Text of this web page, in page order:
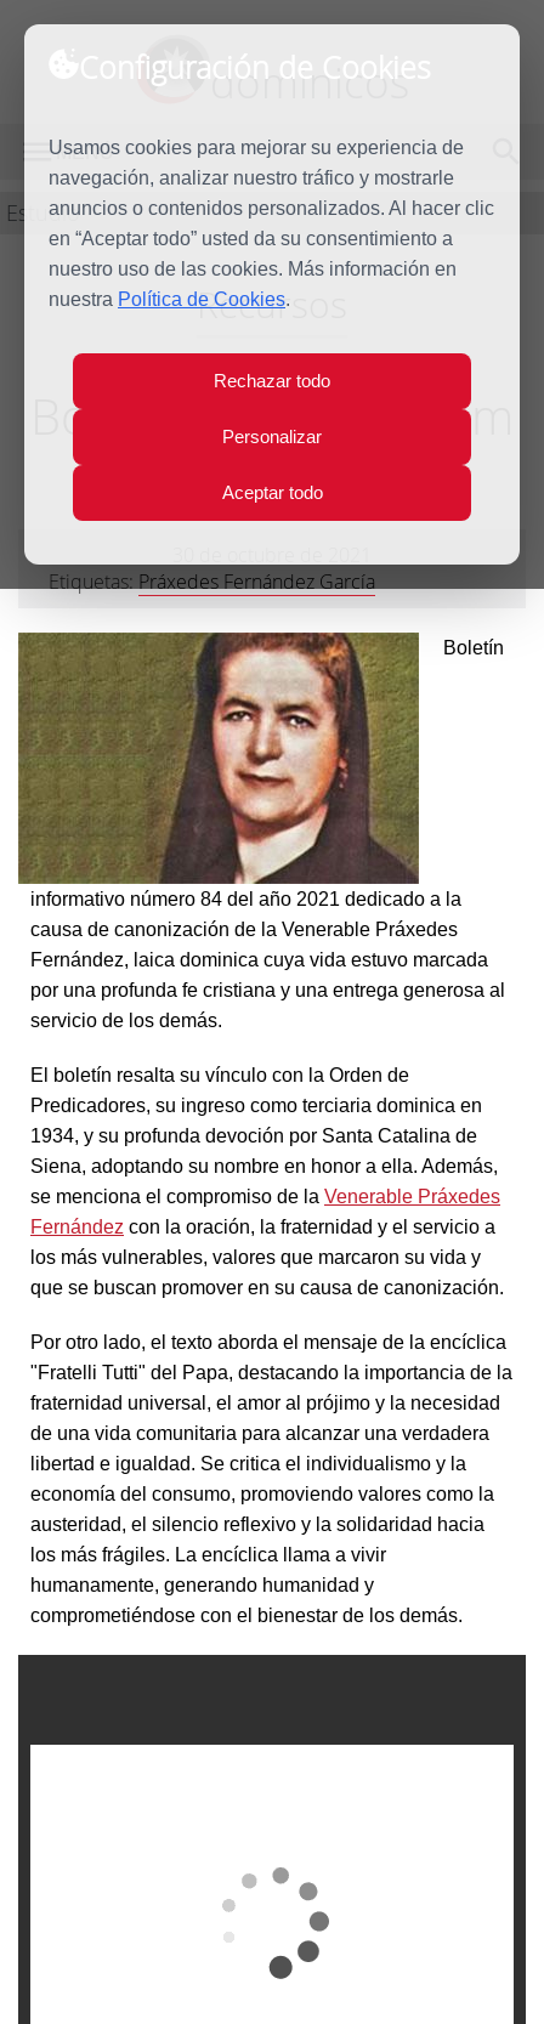
Configuración de Cookies
Usamos cookies para mejorar su experiencia de
navegación, analizar nuestro tráfico y mostrarle
anuncios o contenidos personalizados. Al hacer clic
en “Aceptar todo” usted da su consentimiento a
nuestro uso de las cookies. Más información en
nuestra Política de Cookies.
Rechazar todo
Personalizar
Aceptar todo
dominicos
MENÚ
Estudio
Recursos
Boletín Práxedes Núm
84
Etiquetas: Práxedes Fernández García
Boletín
informativo número 84 del año 2021 dedicado a la
causa de canonización de la Venerable Práxedes
Fernández, laica dominica cuya vida estuvo marcada
por una profunda fe cristiana y una entrega generosa al
servicio de los demás. ​
El boletín resalta su vínculo con la Orden de
Predicadores, su ingreso como terciaria dominica en
1934, y su profunda devoción por Santa Catalina de
Siena, adoptando su nombre en honor a ella. Además,
se menciona el compromiso de la Venerable Práxedes
Fernández con la oración, la fraternidad y el servicio a
los más vulnerables, valores que marcaron su vida y
que se buscan promover en su causa de canonización.
Por otro lado, el texto aborda el mensaje de la encíclica
"Fratelli Tutti" del Papa, destacando la importancia de la
fraternidad universal, el amor al prójimo y la necesidad
de una vida comunitaria para alcanzar una verdadera
libertad e igualdad. Se critica el individualismo y la
economía del consumo, promoviendo valores como la
austeridad, el silencio reflexivo y la solidaridad hacia
los más frágiles. La encíclica llama a vivir
humanamente, generando humanidad y
comprometiéndose con el bienestar de los demás. ​